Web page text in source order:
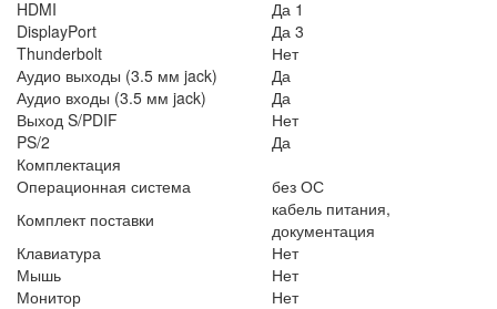
HDMI
Да 1
DisplayPort
Да 3
Thunderbolt
Нет
Аудио выходы (3.5 мм jack)
Да
Аудио входы (3.5 мм jack)
Да
Выход S/PDIF
Нет
PS/2
Да
Комплектация
Операционная система
без ОС
Комплект поставки
кабель питания,
документация
Клавиатура
Нет
Мышь
Нет
Монитор
Нет